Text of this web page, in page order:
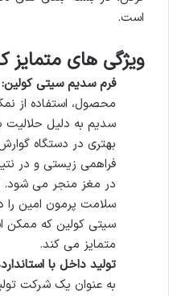
است.
ویژگی های متمایز
فرم سدیم سیتی کولین:
محصول، استفاده از
سدیم به دلیل حلالیت
بهتری در دستگاه
فراهمی زیستی و در
در مغز منجر می شود.
سلامت پرمون امین را
سیتی کولین که ممکن
متمایز می کند.
تولید داخل با
به عنوان یک شرکت